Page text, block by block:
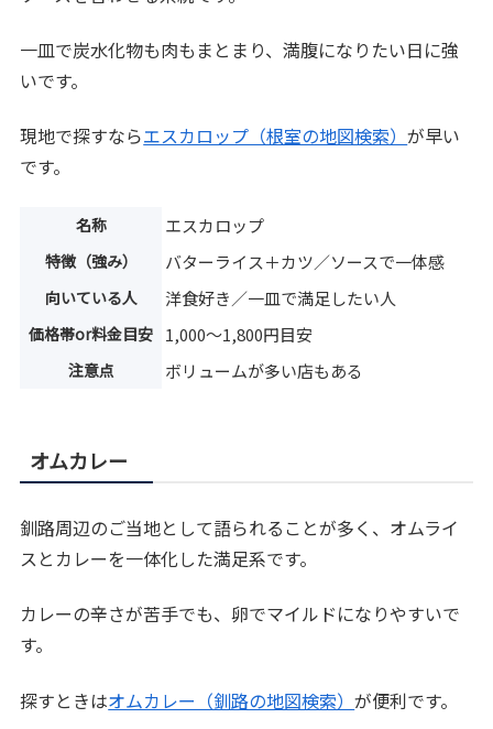
一皿で炭水化物も肉もまとまり、満腹になりたい日に強
いです。
現地で探すならエスカロップ（根室の地図検索）が早い
です。
名称 エスカロップ
特徴（強み） バターライス＋カツ／ソースで一体感
向いている人 洋食好き／一皿で満足したい人
価格帯or料金目安 1,000〜1,800円目安
注意点 ボリュームが多い店もある
オムカレー
釧路周辺のご当地として語られることが多く、オムライ
スとカレーを一体化した満足系です。
カレーの辛さが苦手でも、卵でマイルドになりやすいで
す。
探すときはオムカレー（釧路の地図検索）が便利です。